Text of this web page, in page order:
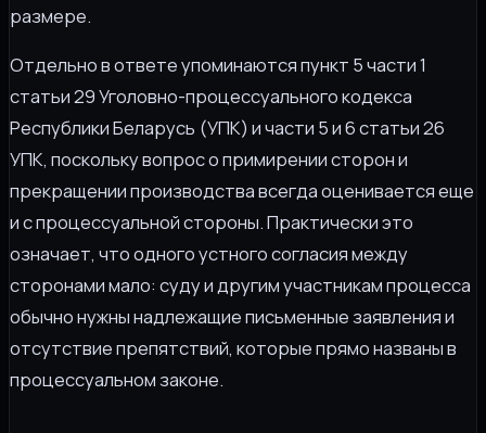
размере.
Отдельно в ответе упоминаются пункт 5 части 1
статьи 29 Уголовно-процессуального кодекса
Республики Беларусь (УПК) и части 5 и 6 статьи 26
УПК, поскольку вопрос о примирении сторон и
прекращении производства всегда оценивается еще
и с процессуальной стороны. Практически это
означает, что одного устного согласия между
сторонами мало: суду и другим участникам процесса
обычно нужны надлежащие письменные заявления и
отсутствие препятствий, которые прямо названы в
процессуальном законе.